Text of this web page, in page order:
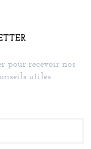
pour recevoir nos
utiles